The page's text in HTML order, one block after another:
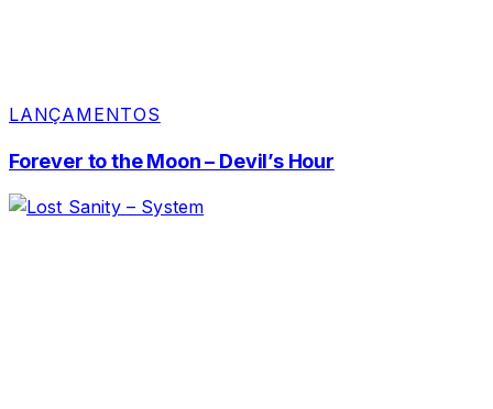
LANÇAMENTOS
Forever to the Moon – Devil’s Hour